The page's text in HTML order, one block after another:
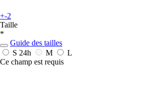
+-2
Taille
*
Guide des tailles
S 24h M
L
Ce champ est requis